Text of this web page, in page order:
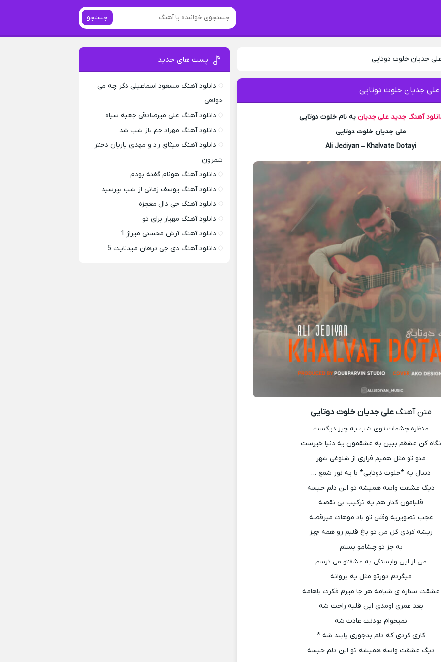
جستجو
جدیان خلوت دوتایی
علی جدیان خلوت دوتایی
آهنگ جدید علی جدیان به نام خلوت دوتایی
علی جدیان خلوت دوتایی
Ali Jediyan – Khalvate Dotayi
متن آهنگعلی جدیان خلوت دوتایی
منظره چشمات توی شب یه چیز دیگست
نگاه کن عشقم ببین به عشقمون یه دنیا خیرست
منو تو مثل همیم فراری از شلوغی شهر
دنبال یه *خلوت دوتایی* با یه نور شمع …
دیگ عشقت واسه همیشه تو این دلم حبسه
قلبامون کنار هم یه ترکیب بی نقصه
عجب تصویریه وقتی تو باد موهات میرقصه
ریشه کردی گل من تو باغ قلبم رو همه چیز
به جز تو چشامو بستم
من از این وابستگی به عشقتو می ترسم
میگردم دورتو مثل یه پروانه
عشقت ستاره ی شبامه هر جا میرم فکرت باهامه
بعد عمری اومدی این قلبه راحت شه
نمیخوام بودنت عادت شه
کاری کردی که دلم بدجوری پابند شه *
دیگ عشقت واسه همیشه تو این دلم حبسه
پست های جدید
دانلود آهنگ مسعود اسماعیلی دگر چه می
خواهی
دانلود آهنگ علی میرصادقی جعبه سیاه
دانلود آهنگ مهراد جم باز شب شد
دانلود آهنگ میثاق راد و مهدی یاریان دختر
شمرون
دانلود آهنگ هونام گفته بودم
دانلود آهنگ یوسف زمانی از شب بپرسید
دانلود آهنگ جی دال معجزه
دانلود آهنگ مهیار برای تو
دانلود آهنگ آرش محسنی میراژ 1
دانلود آهنگ دی جی درهان میدنایت 5